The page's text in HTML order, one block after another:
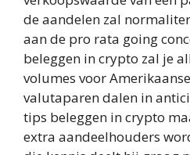
de aandelen zal
aan de pro rata going
beleggen in crypto zal je
volumes voor
valutaparen dalen in
tips beleggen in crypto
extra aandeelhouders